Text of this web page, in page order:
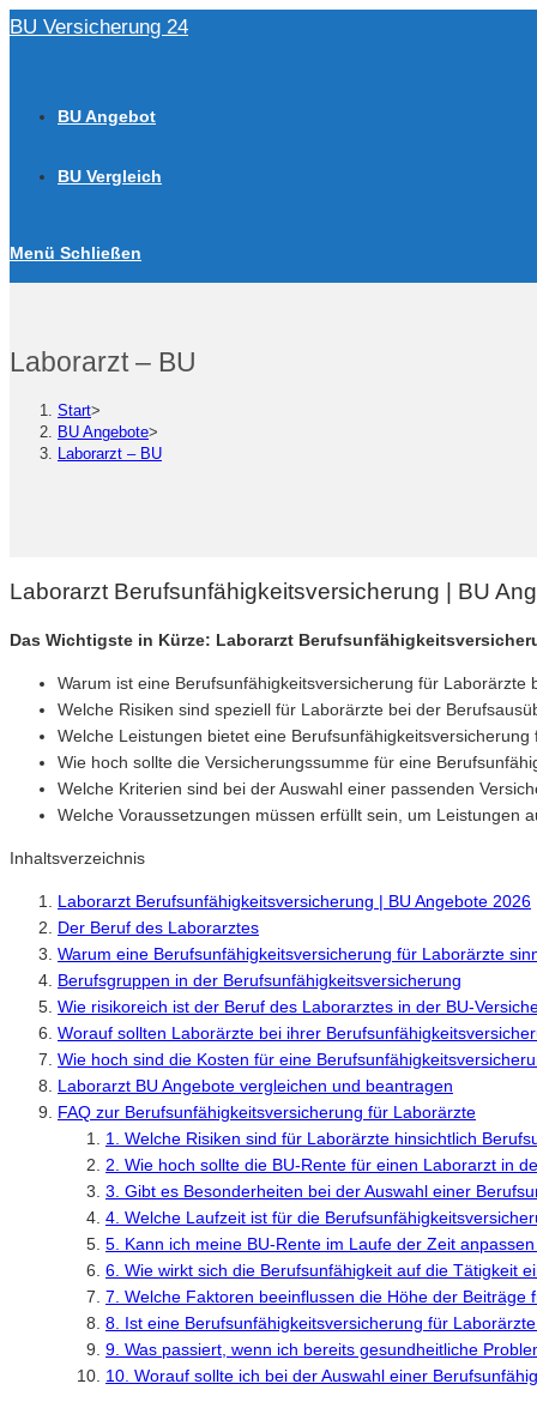
Zum
BU Versicherung 24
BU Angebot
BU Vergleich
Menü Schließen
Laborarzt – BU
Start>
BU Angebote>
Laborarzt – BU
Laborarzt Berufsunfähigkeitsversicherung | BU
Das Wichtigste in Kürze: Laborarzt
Warum ist eine Berufsunfähigkeitsversicherung für Laborärzte
Welche Risiken sind speziell für Laborärzte bei der
Welche Leistungen bietet eine Berufsunfähigkeitsversicherung
Wie hoch sollte die Versicherungssumme für eine
Welche Kriterien sind bei der Auswahl einer passenden
Welche Voraussetzungen müssen erfüllt sein, um Leistungen
Inhaltsverzeichnis
Laborarzt Berufsunfähigkeitsversicherung | BU Angebote 2026
Der Beruf des Laborarztes
Warum eine Berufsunfähigkeitsversicherung für Laborärzte
Berufsgruppen in der Berufsunfähigkeitsversicherung
Wie risikoreich ist der Beruf des Laborarztes in der BU-
Worauf sollten Laborärzte bei ihrer
Wie hoch sind die Kosten für eine
Laborarzt BU Angebote vergleichen und beantragen
FAQ zur Berufsunfähigkeitsversicherung für Laborärzte
1. Welche Risiken sind für Laborärzte hinsichtlich
2. Wie hoch sollte die BU-Rente für einen Laborarzt in
3. Gibt es Besonderheiten bei der Auswahl einer
4. Welche Laufzeit ist für die
5. Kann ich meine BU-Rente im Laufe der Zeit
6. Wie wirkt sich die Berufsunfähigkeit auf die Tätigkeit
7. Welche Faktoren beeinflussen die Höhe der Beiträge
8. Ist eine Berufsunfähigkeitsversicherung für
9. Was passiert, wenn ich bereits gesundheitliche
10. Worauf sollte ich bei der Auswahl einer